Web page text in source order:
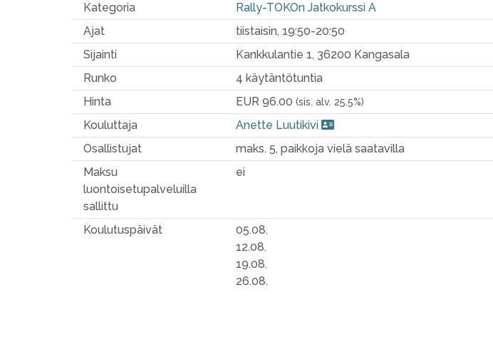
Kategoria
Rally-TOKOn Jatkokurssi A
Ajat
tiistaisin, 19:50-20:50
Sijainti
Kankkulantie 1, 36200 Kangasala
Runko
4 käytäntötuntia
Hinta
EUR 96.00 (sis. alv. 25.5%)
Kouluttaja
Anette Luutikivi
Osallistujat
maks. 5, paikkoja vielä saatavilla
Maksu
luontoisetupalveluilla
sallittu
ei
Koulutuspäivät
05.08.
12.08.
19.08.
26.08.